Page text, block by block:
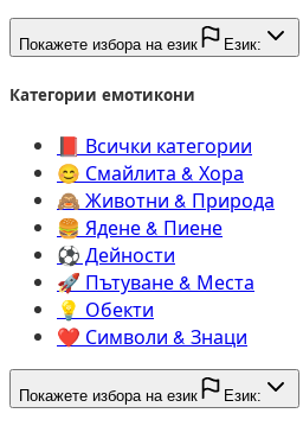
Покажете избора на език Език:
Категории емотикони
📕️ Всички категории
😊️ Смайлита & Хора
🙈️ Животни & Природа
🍔️ Ядене & Пиене
⚽️ Дейности
🚀️ Пътуване & Места
💡️ Обекти
❤️ Символи & Знаци
Покажете избора на език Език: